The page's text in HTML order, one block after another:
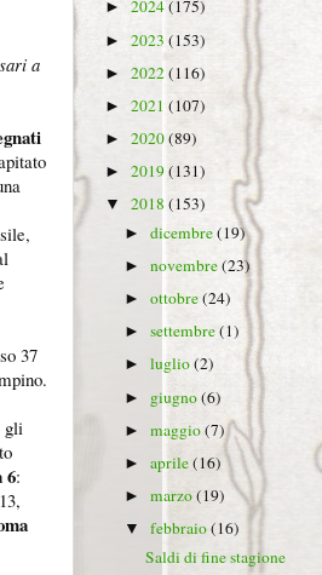
a
37
gli
6:
► 2024(175)
► 2023 (153)
► 2022(116)
► 2021 (107)
► 2020(89)
► 2019(131)
▼ 2018 (153)
►dicembre(19)
►novembre(23)
►ottobre(24)
►settembre(1)
►luglio(2)
► giugno(6)
►maggio(7)
►aprile(16)
►marzo(19)
▼febbraio(16)
Saldi di fine stagione